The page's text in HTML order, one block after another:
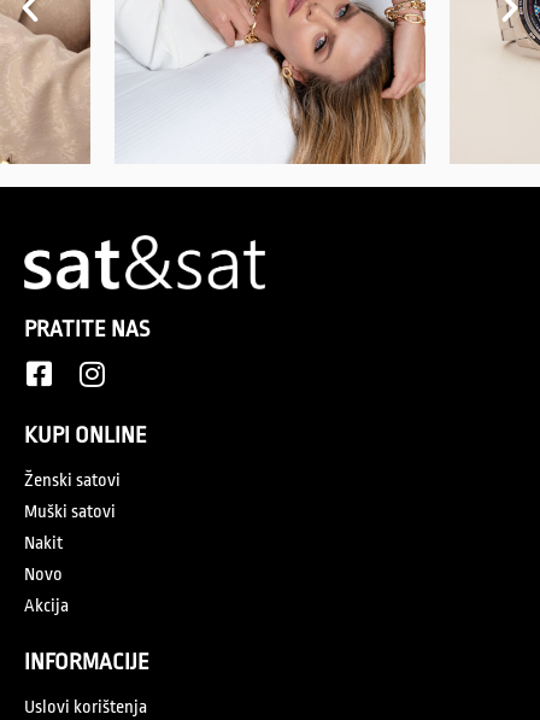
PRATITE NAS
KUPI ONLINE
Ženski satovi
Muški satovi
Nakit
Novo
Akcija
INFORMACIJE
Uslovi korištenja